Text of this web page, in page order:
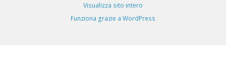
Visualizza sito intero
Funziona grazie a WordPress